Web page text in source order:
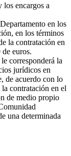
los encargos a
en los
en los términos
la contratación en
euros.
corresponderá la
jurídicos en
de acuerdo con lo
contratación en el
de medio propio
una determinada